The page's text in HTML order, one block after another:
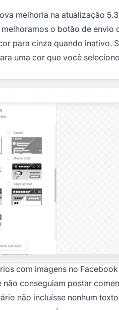
melhoria na atualização
o botão de envio
para cinza quando inativo.
uma cor que você
com imagens no Facebook
conseguiam postar
não incluísse nenhum